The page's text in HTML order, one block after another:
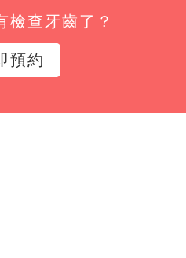
檢查牙齒了？
預約